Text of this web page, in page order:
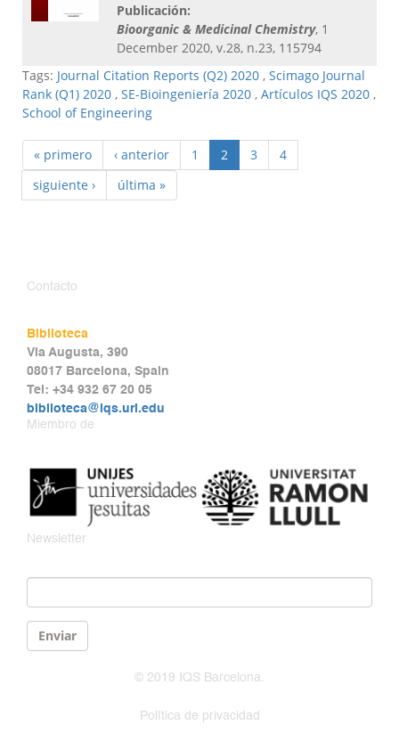
Publicación:
Bioorganic & Medicinal Chemistry, 1
December 2020, v.28, n.23, 115794
Tags: Journal Citation Reports (Q2) 2020 , Scimago Journal
Rank (Q1) 2020 , SE-Bioingeniería 2020 , Artículos IQS 2020 ,
School of Engineering
« primero ‹ anterior 1 2 3
4
siguiente ›
última »
Contacto
Biblioteca
Via Augusta, 390
08017 Barcelona, Spain
Tel: +34 932 67 20 05
biblioteca@iqs.url.edu
Miembro de
Newsletter
Enviar
© 2019 IQS Barcelona.
Política de privacidad